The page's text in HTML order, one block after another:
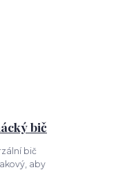
bič
bič
aby